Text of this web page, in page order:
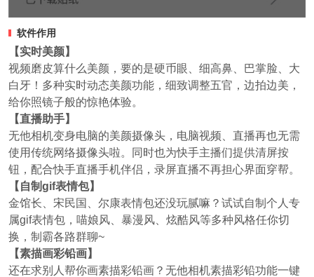
软件作用
【实时美颜】
视频磨皮算什么美颜，要的是硬币眼、细高鼻、巴掌脸、大
白牙！多种实时动态美颜功能，细致调整五官，边拍边美，
给你照镜子般的惊艳体验。
【直播助手】
无他相机变身电脑的美颜摄像头，电脑视频、直播再也无需
使用传统网络摄像头啦。同时也为快手主播们提供清屏按
钮，配合快手直播手机伴侣，录屏直播不再担心界面穿帮。
【自制gif表情包】
金馆长、宋民国、尔康表情包还没玩腻嘛？试试自制个人专
属gif表情包，喵娘风、暴漫风、炫酷风等多种风格任你切
换，制霸各路群聊~
【素描画彩铅画】
还在求别人帮你画素描彩铅画？无他相机素描彩铅功能一键